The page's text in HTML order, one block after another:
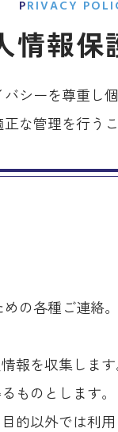
PRIVACY
情報保
シーを尊重し
な管理を行う
の各種ご連絡。
報を収集します
ものとします。
的以外では利用